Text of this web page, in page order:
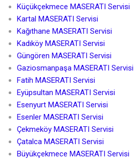
Küçükçekmece MASERATI Servisi
Kartal MASERATI Servisi
Kağıthane MASERATI Servisi
Kadıköy MASERATI Servisi
Güngören MASERATI Servisi
Gaziosmanpaşa MASERATI Servisi
Fatih MASERATI Servisi
Eyüpsultan MASERATI Servisi
Esenyurt MASERATI Servisi
Esenler MASERATI Servisi
Çekmeköy MASERATI Servisi
Çatalca MASERATI Servisi
Büyükçekmece MASERATI Servisi